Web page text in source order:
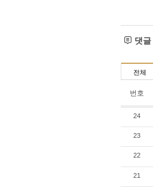
댓글
전체
번호
24
23
22
21